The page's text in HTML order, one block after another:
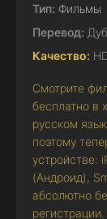
Тип: Фильмы
Перевод:
Качество:
Смотрите
бесплатно в
русском
поэтому
устройстве:
(Андроид),
абсолютно